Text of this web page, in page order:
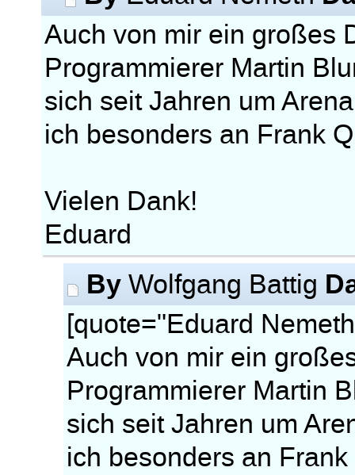
Auch von mir ein großes
Programmierer Martin
sich seit Jahren um
ich besonders an Frank
Vielen Dank!
Eduard
By Wolfgang Battig
[quote="Eduard
Auch von mir ein
Programmierer Martin
sich seit Jahren um
ich besonders an